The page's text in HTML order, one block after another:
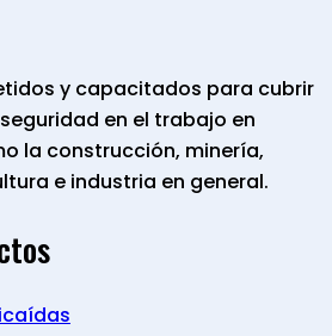
y capacitados para cubrir
en el trabajo en
la construcción, minería,
e industria en general.